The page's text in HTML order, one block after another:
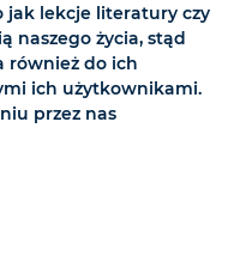
lekcje literatury czy
naszego życia, stąd
również do ich
ich użytkownikami.
przez nas